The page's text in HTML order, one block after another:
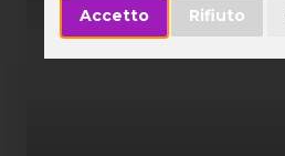
Accetto Rifiuto